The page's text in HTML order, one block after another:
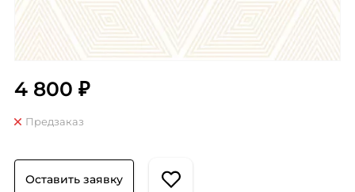
4 800 ₽
Предзаказ
Оставить заявку